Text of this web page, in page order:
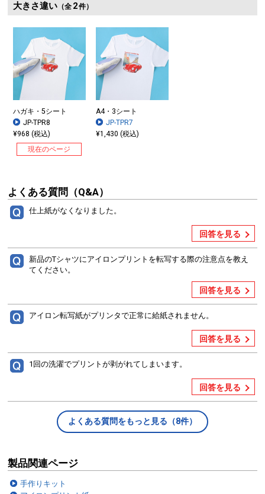
大きさ違い（全 2件）
ハガキ・5シート
JP-TPR8
¥968 (税込)
現在のページ
A4・3シート
JP-TPR7
¥1,430 (税込)
よくある質問（Q&A）
仕上紙がなくなりました。
回答を見る
新品のTシャツにアイロンプリントを転写する際の注意点を教え
てください。
回答を見る
アイロン転写紙がプリンタで正常に給紙されません。
回答を見る
1回の洗濯でプリントが剥がれてしまいます。
回答を見る
よくある質問をもっと見る（8件）
製品関連ページ
手作りキット